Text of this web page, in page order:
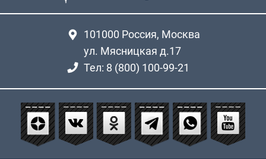
101000 Россия, Москва
ул. Мясницкая д.17
Тел: 8 (800) 100-99-21